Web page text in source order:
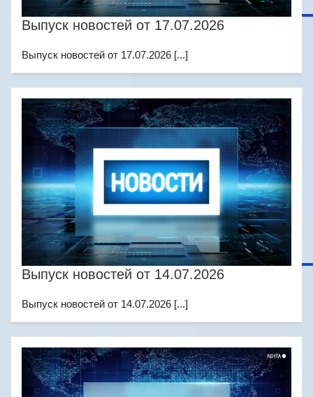
Выпуск новостей от 17.07.2026
Выпуск новостей от 17.07.2026 [...]
Выпуск новостей от 14.07.2026
Выпуск новостей от 14.07.2026 [...]